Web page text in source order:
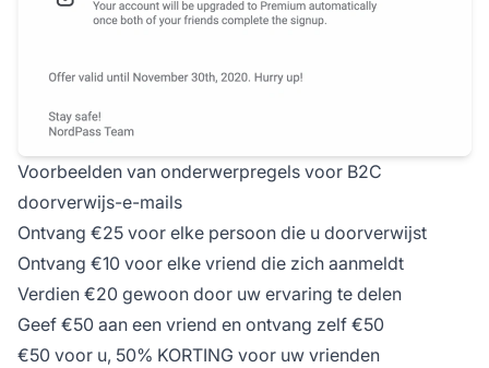
Voorbeelden van onderwerpregels voor B2C
doorverwijs-e-mails
Ontvang €25 voor elke persoon die u doorverwijst
Ontvang €10 voor elke vriend die zich aanmeldt
Verdien €20 gewoon door uw ervaring te delen
Geef €50 aan een vriend en ontvang zelf €50
€50 voor u, 50% KORTING voor uw vrienden